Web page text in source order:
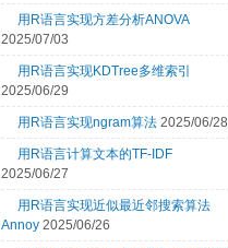
用R语言实现方差分析ANOVA
2025/07/03
用R语言实现KDTree多维索引
2025/06/29
用R语言实现ngram算法 2025/06/28
用R语言计算文本的TF-IDF
2025/06/27
用R语言实现近似最近邻搜索算法
Annoy 2025/06/26